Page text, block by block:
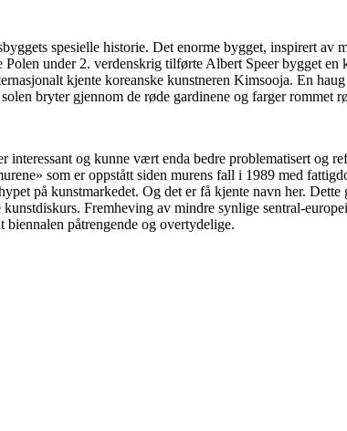
spesielle historie. Det enorme bygget, inspirert av
under 2. verdenskrig tilførte Albert Speer bygget
kjente koreanske kunstneren Kimsooja. En
bryter gjennom de røde gardinene og farger rommet
og kunne vært enda bedre problematisert og
som er oppstått siden murens fall i 1989 med
på kunstmarkedet. Og det er få kjente navn her.
Fremheving av mindre synlige sentral-
påtrengende og overtydelige.